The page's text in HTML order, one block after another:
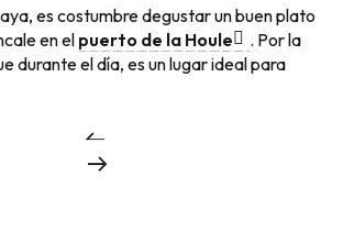
es costumbre degustar un buen plato
en el puerto de la Houle
. Por la
durante el día, es un lugar ideal para